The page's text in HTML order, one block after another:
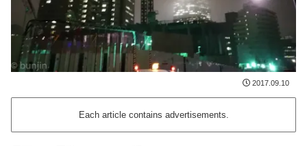
2017.09.10
Each article contains advertisements.